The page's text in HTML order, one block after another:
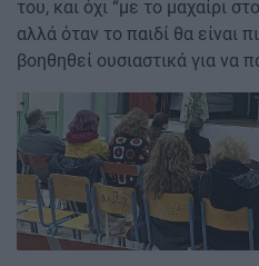
του, και όχι “με το μαχαίρι
αλλά όταν το παιδί θα είναι
βοηθηθεί ουσιαστικά για να
Image